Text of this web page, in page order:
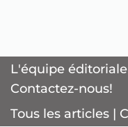
L'équipe éditoriale
Contactez-nous!
Tous les articles |